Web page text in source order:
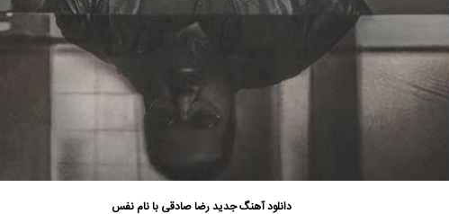
دانلود آهنگ جدیدرضا صادقی با نام نفس